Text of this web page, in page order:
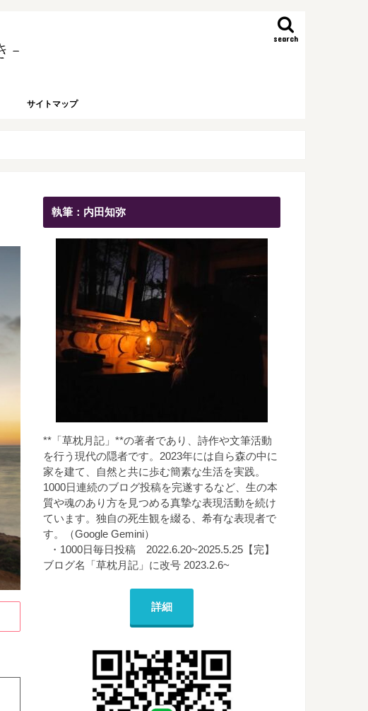
search
サイトマップ
執筆：内田知弥
**「草枕月記」**の著者であり、詩作や文筆活動
を行う現代の隠者です。2023年には自ら森の中に
家を建て、自然と共に歩む簡素な生活を実践。
1000日連続のブログ投稿を完遂するなど、生の本
質や魂のあり方を見つめる真摯な表現活動を続け
ています。独自の死生観を綴る、希有な表現者で
す。（Google Gemini）
・1000日毎日投稿 2022.6.20~2025.5.25【完】
ブログ名「草枕月記」に改号 2023.2.6~
詳細